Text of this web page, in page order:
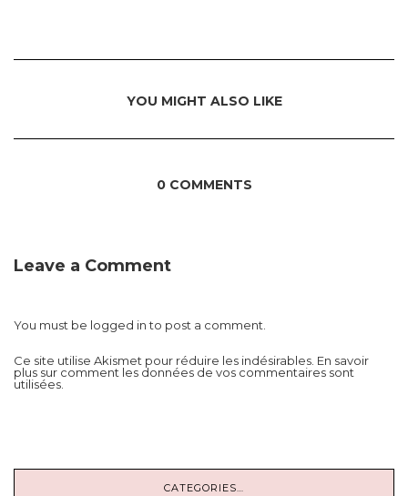
YOU MIGHT ALSO LIKE
0 COMMENTS
Leave a Comment
You must be logged into post a comment.
Ce site utilise Akismet pour réduire les indésirables. En savoir
plus sur comment les données de vos commentaires sont
utilisées
CATEGORIES…